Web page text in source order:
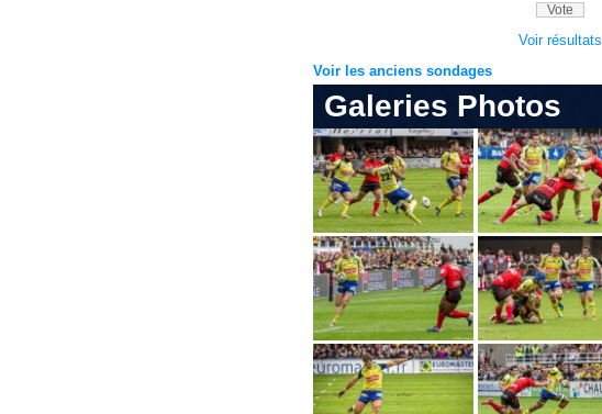
Voir résultats
Voir les anciens sondages
Galeries Photos